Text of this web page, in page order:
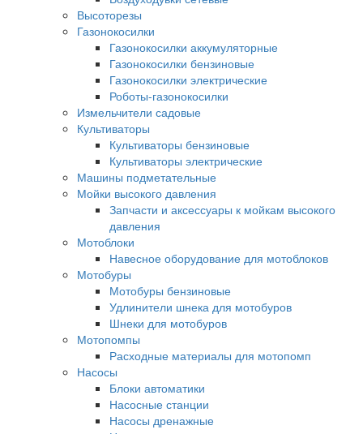
Высоторезы
Газонокосилки
Газонокосилки аккумуляторные
Газонокосилки бензиновые
Газонокосилки электрические
Роботы-газонокосилки
Измельчители садовые
Культиваторы
Культиваторы бензиновые
Культиваторы электрические
Машины подметательные
Мойки высокого давления
Запчасти и аксессуары к мойкам высокого
давления
Мотоблоки
Навесное оборудование для мотоблоков
Мотобуры
Мотобуры бензиновые
Удлинители шнека для мотобуров
Шнеки для мотобуров
Мотопомпы
Расходные материалы для мотопомп
Насосы
Блоки автоматики
Насосные станции
Насосы дренажные